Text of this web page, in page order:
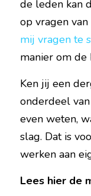
de leden kan
op vragen
mij vragen te
manier om
Ken jij een
onderdeel
even weten,
slag. Dat is
werken aan
Lees hier de